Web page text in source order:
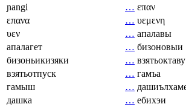
ɲangi
… επαν
επανα
… υεμενη
υεν
… апалавы
апалагет
… бизоновыи
бизоньикизяки
… взятьоктаву
взятьотпуск
… гамъа
гамыш
…
дашка
… ебихэи